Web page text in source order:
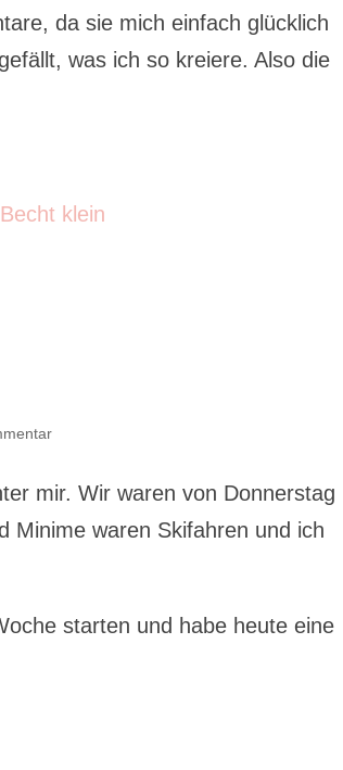
da sie mich einfach glücklich
was ich so kreiere. Also die
mir. Wir waren von Donnerstag
Minime waren Skifahren und ich
starten und habe heute eine